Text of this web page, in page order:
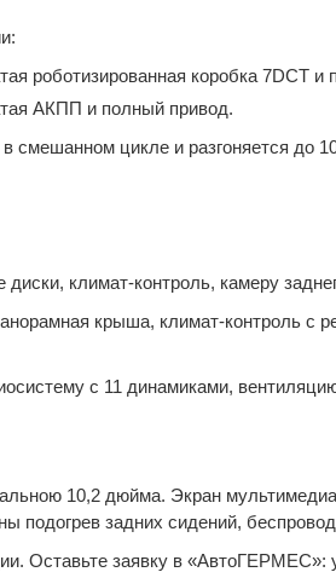
роботизированная коробка 7DCT и
АКПП и полный привод.
смешанном цикле и разгоняется
климат-контроль, камеру
крыша, климат-контроль с
с 11 динамиками,
10,2 дюйма. Экран
подогрев задних сидений,
Оставьте заявку в